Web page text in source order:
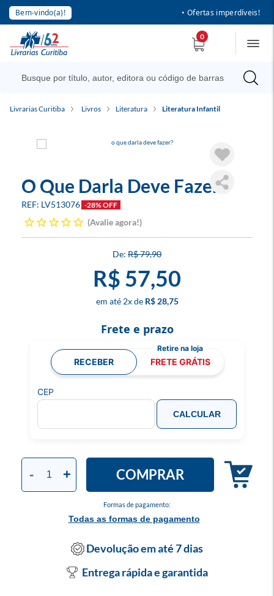
Bem-vindo(a)! • Ofertas imperdíveis!
0
Livrarias Curitiba Livros Literatura Literatura Infantil
O Que Darla Deve Fazer?
LV513076 -28% OFF
Avalie agora!
R$ 79,90
R$ 57,50
2x R$ 28,75
Formas de pagamento:
Todas as formas de pagamento
- + COMPRAR
Frete e prazo
RECEBER FRETE GRÁTIS
CEP
CALCULAR
Devolução em até 7 dias
Entrega rápida e garantida